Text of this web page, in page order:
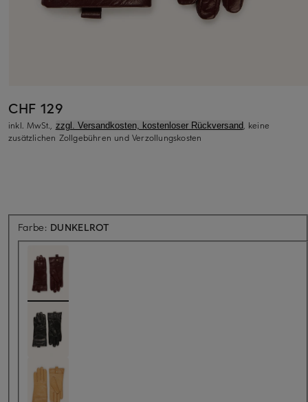
CHF 129
inkl. MwSt., zzgl. Versandkosten, kostenloser Rückversand, keine
zusätzlichen Zollgebühren und Verzollungskosten
Farbe: DUNKELROT